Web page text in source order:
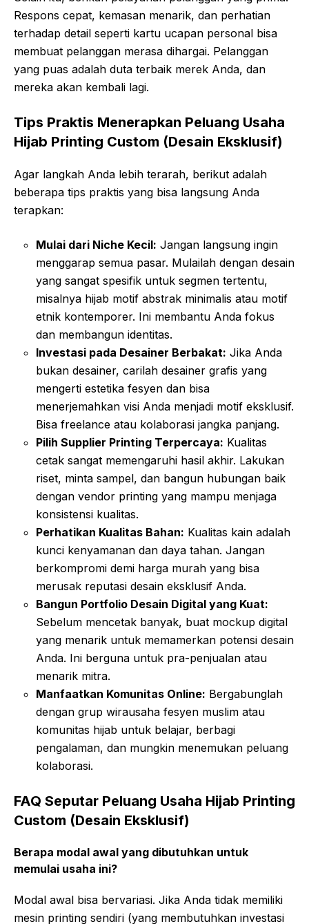
Respons cepat, kemasan menarik, dan perhatian
terhadap detail seperti kartu ucapan personal bisa
membuat pelanggan merasa dihargai. Pelanggan
yang puas adalah duta terbaik merek Anda, dan
mereka akan kembali lagi.
Tips Praktis Menerapkan Peluang Usaha
Hijab Printing Custom (Desain Eksklusif)
Agar langkah Anda lebih terarah, berikut adalah
beberapa tips praktis yang bisa langsung Anda
terapkan:
Mulai dari Niche Kecil: Jangan langsung ingin
menggarap semua pasar. Mulailah dengan desain
yang sangat spesifik untuk segmen tertentu,
misalnya hijab motif abstrak minimalis atau motif
etnik kontemporer. Ini membantu Anda fokus
dan membangun identitas.
Investasi pada Desainer Berbakat: Jika Anda
bukan desainer, carilah desainer grafis yang
mengerti estetika fesyen dan bisa
menerjemahkan visi Anda menjadi motif eksklusif.
Bisa freelance atau kolaborasi jangka panjang.
Pilih Supplier Printing Terpercaya: Kualitas
cetak sangat memengaruhi hasil akhir. Lakukan
riset, minta sampel, dan bangun hubungan baik
dengan vendor printing yang mampu menjaga
konsistensi kualitas.
Perhatikan Kualitas Bahan: Kualitas kain adalah
kunci kenyamanan dan daya tahan. Jangan
berkompromi demi harga murah yang bisa
merusak reputasi desain eksklusif Anda.
Bangun Portfolio Desain Digital yang Kuat:
Sebelum mencetak banyak, buat mockup digital
yang menarik untuk memamerkan potensi desain
Anda. Ini berguna untuk pra-penjualan atau
menarik mitra.
Manfaatkan Komunitas Online: Bergabunglah
dengan grup wirausaha fesyen muslim atau
komunitas hijab untuk belajar, berbagi
pengalaman, dan mungkin menemukan peluang
kolaborasi.
FAQ Seputar Peluang Usaha Hijab Printing
Custom (Desain Eksklusif)
Berapa modal awal yang dibutuhkan untuk
memulai usaha ini?
Modal awal bisa bervariasi. Jika Anda tidak memiliki
mesin printing sendiri (yang membutuhkan investasi